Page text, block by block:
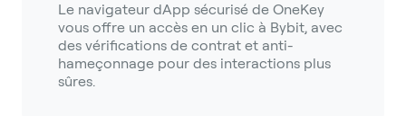
Le navigateur dApp sécurisé de OneKey
vous offre un accès en un clic à Bybit, avec
des vérifications de contrat et anti-
hameçonnage pour des interactions plus
sûres.